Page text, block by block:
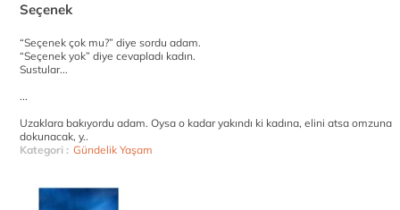
Seçenek
“Seçenek çok mu?” diye sordu adam.
“Seçenek yok” diye cevapladı kadın.
Sustular...
...
Uzaklara bakıyordu adam. Oysa o kadar yakındı ki kadına, elini atsa omzuna
dokunacak, y..
Kategori : Gündelik Yaşam